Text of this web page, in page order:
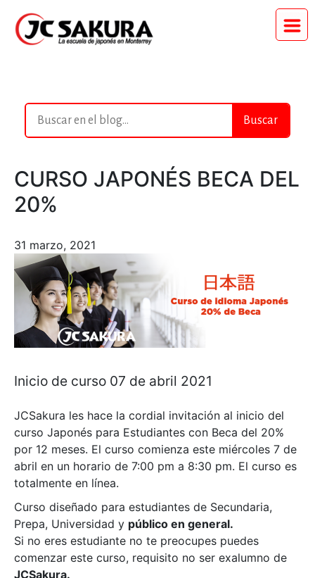
Buscar
CURSO JAPONÉS BECA DEL
20%
31 marzo, 2021
Inicio de curso 07 de abril 2021
JCSakura les hace la cordial invitación al inicio del
curso Japonés para Estudiantes con Beca del 20%
por 12 meses. El curso comienza este miércoles 7 de
abril en un horario de 7:00 pm a 8:30 pm. El curso es
totalmente en línea.
Curso diseñado para estudiantes de Secundaria,
Prepa, Universidad y público en general.
Si no eres estudiante no te preocupes puedes
comenzar este curso, requisito no ser exalumno de
JCSakura.